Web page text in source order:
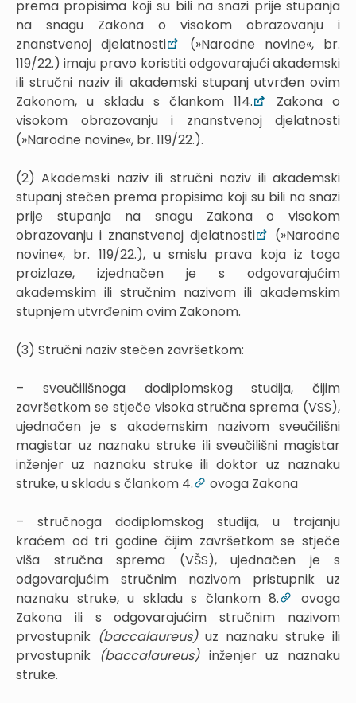
prema propisima koji su bili na snazi prije stupanja
na snagu Zakona o visokom obrazovanju i
znanstvenoj djelatnosti
(»Narodne novine«, br.
119/22.) imaju pravo koristiti odgovarajući akademski
ili stručni naziv ili akademski stupanj utvrđen ovim
Zakonom, u skladu s člankom 114.
Zakona o
visokom obrazovanju i znanstvenoj djelatnosti
(»Narodne novine«, br. 119/22.).
(2) Akademski naziv ili stručni naziv ili akademski
stupanj stečen prema propisima koji su bili na snazi
prije stupanja na snagu Zakona o visokom
obrazovanju i znanstvenoj djelatnosti
(»Narodne
novine«, br. 119/22.), u smislu prava koja iz toga
proizlaze, izjednačen je s odgovarajućim
akademskim ili stručnim nazivom ili akademskim
stupnjem utvrđenim ovim Zakonom.
(3) Stručni naziv stečen završetkom:
– sveučilišnoga dodiplomskog studija, čijim
završetkom se stječe visoka stručna sprema (VSS),
ujednačen je s akademskim nazivom sveučilišni
magistar uz naznaku struke ili sveučilišni magistar
inženjer uz naznaku struke ili doktor uz naznaku
struke, u skladu s člankom 4.
ovoga Zakona
– stručnoga dodiplomskog studija, u trajanju
kraćem od tri godine čijim završetkom se stječe
viša stručna sprema (VŠS), ujednačen je s
odgovarajućim stručnim nazivom pristupnik uz
naznaku struke, u skladu s člankom 8.
ovoga
Zakona ili s odgovarajućim stručnim nazivom
prvostupnik (baccalaureus) uz naznaku struke ili
prvostupnik (baccalaureus) inženjer uz naznaku
struke.